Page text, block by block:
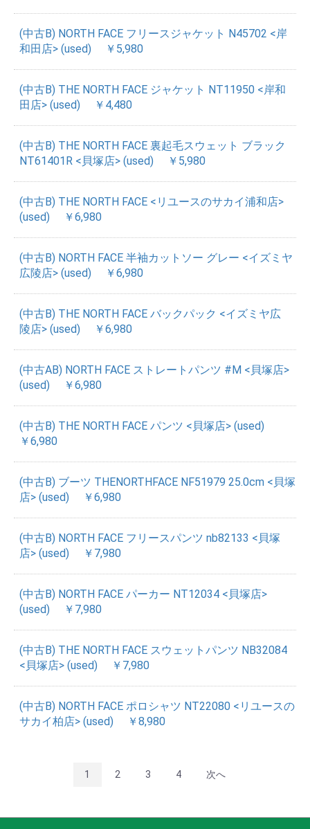
(中古B) NORTH FACE フリースジャケット N45702 <岸
和田店> (used)
￥5,980
(中古B) THE NORTH FACE ジャケット NT11950 <岸和
田店> (used)
￥4,480
(中古B) THE NORTH FACE 裏起毛スウェット ブラック
NT61401R <貝塚店> (used)
￥5,980
(中古B) THE NORTH FACE <リユースのサカイ浦和店>
(used)
￥6,980
(中古B) NORTH FACE 半袖カットソー グレー <イズミヤ
広陵店> (used)
￥6,980
(中古B) THE NORTH FACE バックパック <イズミヤ広
陵店> (used)
￥6,980
(中古AB) NORTH FACE ストレートパンツ #M <貝塚店>
(used)
￥6,980
(中古B) THE NORTH FACE パンツ <貝塚店> (used)
￥6,980
(中古B) ブーツ THENORTHFACE NF51979 25.0cm <貝塚
店> (used)
￥6,980
(中古B) NORTH FACE フリースパンツ nb82133 <貝塚
店> (used)
￥7,980
(中古B) NORTH FACE パーカー NT12034 <貝塚店>
(used)
￥7,980
(中古B) THE NORTH FACE スウェットパンツ NB32084
<貝塚店> (used)
￥7,980
(中古B) NORTH FACE ポロシャツ NT22080 <リユースの
サカイ柏店> (used)
￥8,980
1 2 3 4 次へ